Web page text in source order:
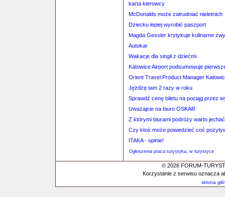
karta kierowcy
McDonalds może zatrudniać nieletnich
Dziecku lepiej wyrobić paszport
Magda Gessler krytykuje kulinarne
Autokar
Wakacje dla singli z dziećmi
Katowice Airport podsumowuje
Orient Travel Product Manager
Jężdżę tam 2 razy w roku
Sprawdź cenę biletu na pociąg przez
Uważajcie na biuro OSKAR
Z którymi biurami podróży warto
Czy ktoś może powiedzieć coś
ITAKA - opinie!
Ogłoszenia praca turystyka, w turystyce
© 2026 FORUM-
Korzystanie z serwisu oznacza
strona